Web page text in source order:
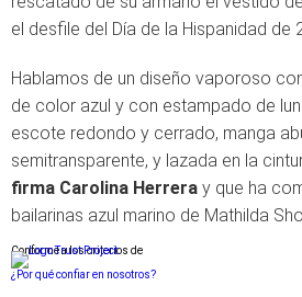
el desfile del Día de la Hispanidad de
Hablamos de un diseño vaporoso
de color azul y con estampado de
escote redondo y cerrado, manga
semitransparente, y lazada en la
firma Carolina Herrera y que ha
bailarinas azul marino de Mathilda
Conforme a los criterios de
¿Por qué confiar en nosotros?